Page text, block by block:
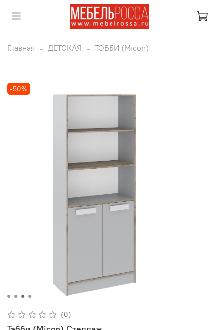
Главная ДЕТСКАЯ ТЭББИ (Micon)
-50%
(0)